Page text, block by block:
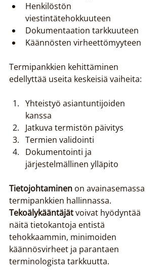
Henkilöstön
viestintätehokkuuteen
Dokumentaation tarkkuuteen
Käännösten virheettömyyteen
Termipankkien kehittäminen
edellyttää useita keskeisiä vaiheita:
Yhteistyö asiantuntijoiden
kanssa
Jatkuva termistön päivitys
Termien validointi
Dokumentointi ja
järjestelmällinen ylläpito
Tietojohtaminen on avainasemassa
termipankkien hallinnassa.
Tekoälykääntäjät voivat hyödyntää
näitä tietokantoja entistä
tehokkaammin, minimoiden
käännösvirheet ja parantaen
terminologista tarkkuutta.